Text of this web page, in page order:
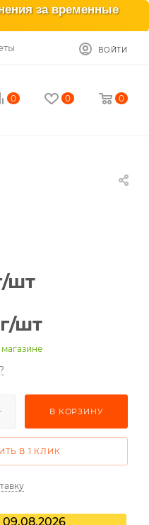
за временные
ВОЙТИ
0 0 0
/шт
/шт
магазине
В КОРЗИНУ
В 1 КЛИК
09.08.2026